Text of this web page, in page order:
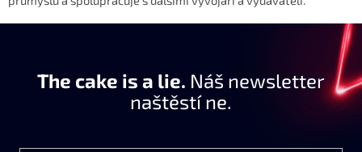
The cake is a lie. Náš newsletter
naštěstí ne.